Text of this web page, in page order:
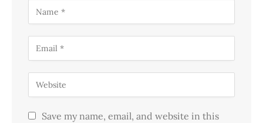
Save my name, email, and website in this